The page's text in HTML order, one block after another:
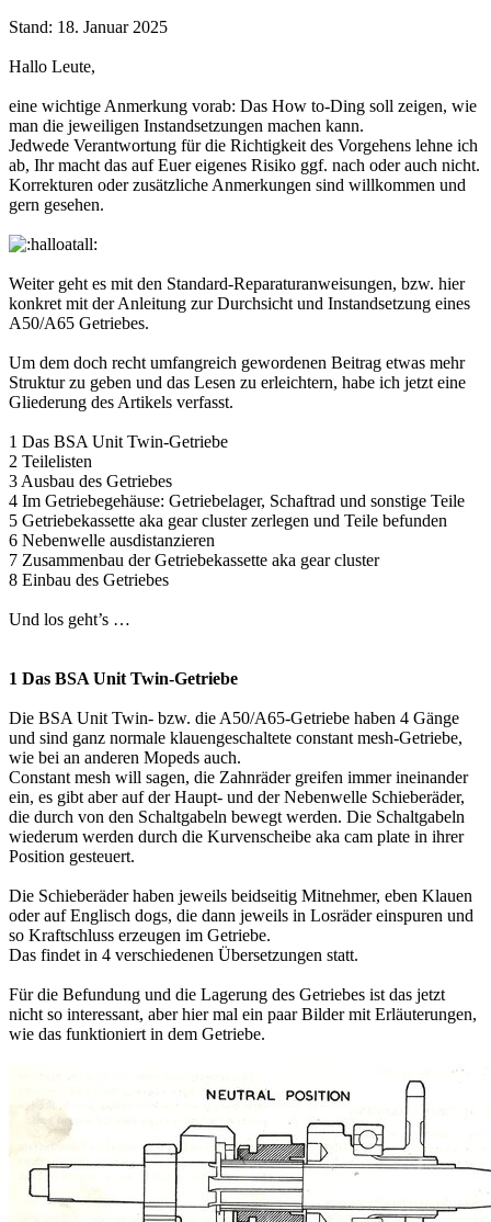
Stand: 18. Januar 2025
Hallo Leute,
eine wichtige Anmerkung vorab: Das How to-Ding soll zeigen, wie
man die jeweiligen Instandsetzungen machen kann.
Jedwede Verantwortung für die Richtigkeit des Vorgehens lehne ich
ab, Ihr macht das auf Euer eigenes Risiko ggf. nach oder auch nicht.
Korrekturen oder zusätzliche Anmerkungen sind willkommen und
gern gesehen.
Weiter geht es mit den Standard-Reparaturanweisungen, bzw. hier
konkret mit der Anleitung zur Durchsicht und Instandsetzung eines
A50/A65 Getriebes.
Um dem doch recht umfangreich gewordenen Beitrag etwas mehr
Struktur zu geben und das Lesen zu erleichtern, habe ich jetzt eine
Gliederung des Artikels verfasst.
1 Das BSA Unit Twin-Getriebe
2 Teilelisten
3 Ausbau des Getriebes
4 Im Getriebegehäuse: Getriebelager, Schaftrad und sonstige Teile
5 Getriebekassette aka gear cluster zerlegen und Teile befunden
6 Nebenwelle ausdistanzieren
7 Zusammenbau der Getriebekassette aka gear cluster
8 Einbau des Getriebes
Und los geht’s …
1 Das BSA Unit Twin-Getriebe
Die BSA Unit Twin- bzw. die A50/A65-Getriebe haben 4 Gänge
und sind ganz normale klauengeschaltete constant mesh-Getriebe,
wie bei an anderen Mopeds auch.
Constant mesh will sagen, die Zahnräder greifen immer ineinander
ein, es gibt aber auf der Haupt- und der Nebenwelle Schieberäder,
die durch von den Schaltgabeln bewegt werden. Die Schaltgabeln
wiederum werden durch die Kurvenscheibe aka cam plate in ihrer
Position gesteuert.
Die Schieberäder haben jeweils beidseitig Mitnehmer, eben Klauen
oder auf Englisch dogs, die dann jeweils in Losräder einspuren und
so Kraftschluss erzeugen im Getriebe.
Das findet in 4 verschiedenen Übersetzungen statt.
Für die Befundung und die Lagerung des Getriebes ist das jetzt
nicht so interessant, aber hier mal ein paar Bilder mit Erläuterungen,
wie das funktioniert in dem Getriebe.